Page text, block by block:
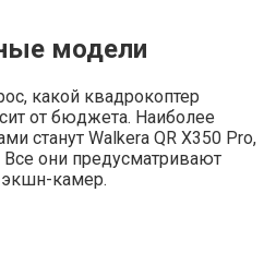
модели
какой квадрокоптер
от бюджета. Наиболее
станут Walkera QR X350 Pro,
Все они предусматривают
экшн-камер.